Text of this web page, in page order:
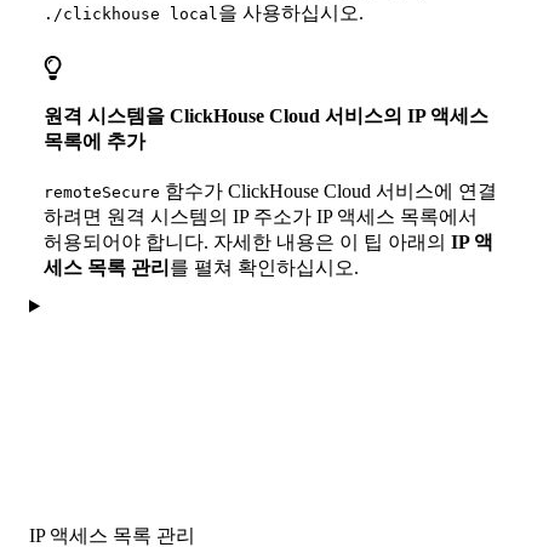
./clickhouse local 을 사용하십시오.
원격 시스템을 ClickHouse Cloud 서비스의 IP 액세스
목록에 추가
remoteSecure 함수가 ClickHouse Cloud 서비스에 연결
하려면 원격 시스템의 IP 주소가 IP 액세스 목록에서
허용되어야 합니다. 자세한 내용은 이 팁 아래의 IP 액
세스 목록 관리 를 펼쳐 확인하십시오.
IP 액세스 목록 관리